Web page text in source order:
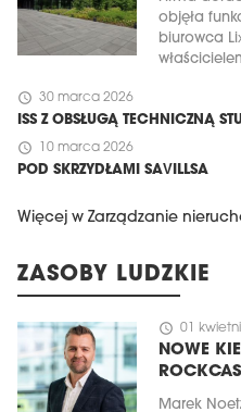
objęła
biurowca
schedule 30 marca 2026
ISS Z OBSŁUGĄ TECHNICZNĄ
schedule 10 marca 2026
POD SKRZYDŁAMI SAVILLSA
Więcej w Zarządzanie
ZASOBY LUDZKIE
schedule 01
NOWE
Marek